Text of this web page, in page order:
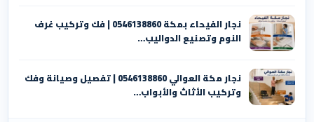
نجار الفيحاء بمكة 0546138860⁩ | فك وتركيب غرف
النوم وتصنيع الدواليب…
نجار مكة العوالي 0546138860⁩ | تفصيل وصيانة وفك
وتركيب الأثاث والأبواب…